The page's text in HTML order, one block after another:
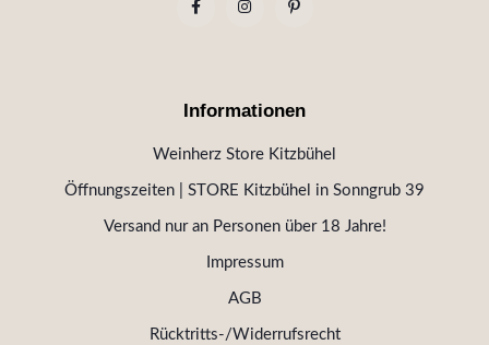
Informationen
Weinherz Store Kitzbühel
Öffnungszeiten | STORE Kitzbühel in Sonngrub 39
Versand nur an Personen über 18 Jahre!
Impressum
AGB
Rücktritts-/Widerrufsrecht